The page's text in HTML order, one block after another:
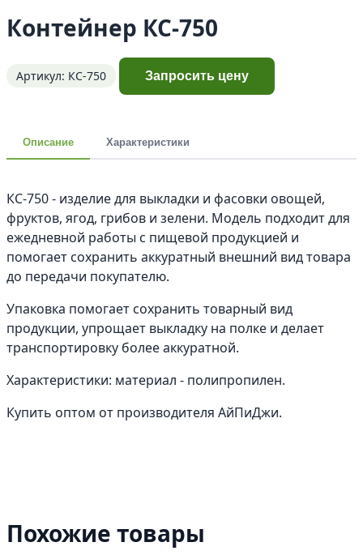
Контейнер КС-750
Артикул: КС-750 Запросить цену
Описание Характеристики
КС-750 - изделие для выкладки и фасовки овощей,
фруктов, ягод, грибов и зелени. Модель подходит для
ежедневной работы с пищевой продукцией и
помогает сохранить аккуратный внешний вид товара
до передачи покупателю.
Упаковка помогает сохранить товарный вид
продукции, упрощает выкладку на полке и делает
транспортировку более аккуратной.
Характеристики: материал - полипропилен.
Купить оптом от производителя АйПиДжи.
Похожие товары